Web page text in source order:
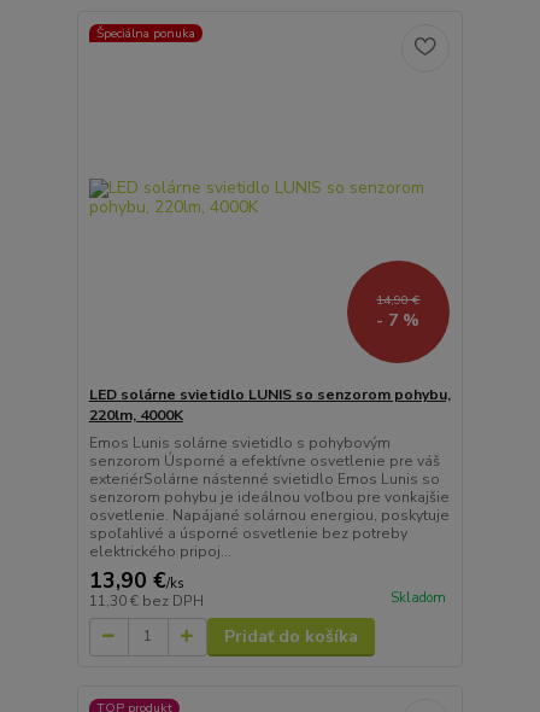
Špeciálna ponuka
14,90 €
- 7 %
LED solárne svietidlo LUNIS so senzorom pohybu,
220lm, 4000K
Emos Lunis solárne svietidlo s pohybovým
senzorom Úsporné a efektívne osvetlenie pre váš
exteriérSolárne nástenné svietidlo Emos Lunis so
senzorom pohybu je ideálnou voľbou pre vonkajšie
osvetlenie. Napájané solárnou energiou, poskytuje
spoľahlivé a úsporné osvetlenie bez potreby
elektrického pripoj...
13,90 €/ks
11,30 € bez DPH Skladom
Pridať do košíka
TOP produkt